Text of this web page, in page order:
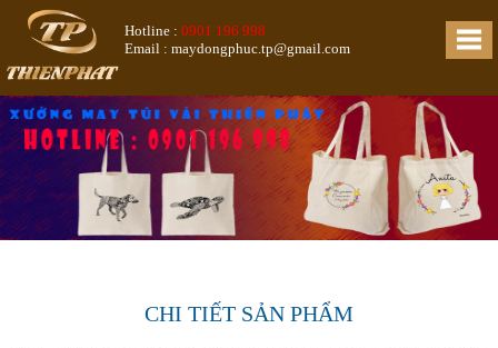
Hotline : 0901 196 998
Email : maydongphuc.tp@gmail.com
CHI TIẾT SẢN PHẨM